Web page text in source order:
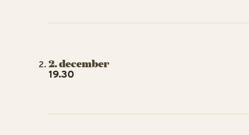
2. december
19.30